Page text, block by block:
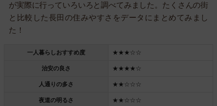
が実際に行っていろいろと調べてみました。たくさんの街
と比較した長田の住みやすさをデータにまとめてみまし
た！
一人暮らしおすすめ度 ★★★☆☆
治安の良さ ★★★★☆
人通りの多さ ★★☆☆☆
夜道の明るさ ★★☆☆☆